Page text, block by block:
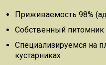
Приживаемость 98%
Собственный питомник
Специализируемся на
кустарниках